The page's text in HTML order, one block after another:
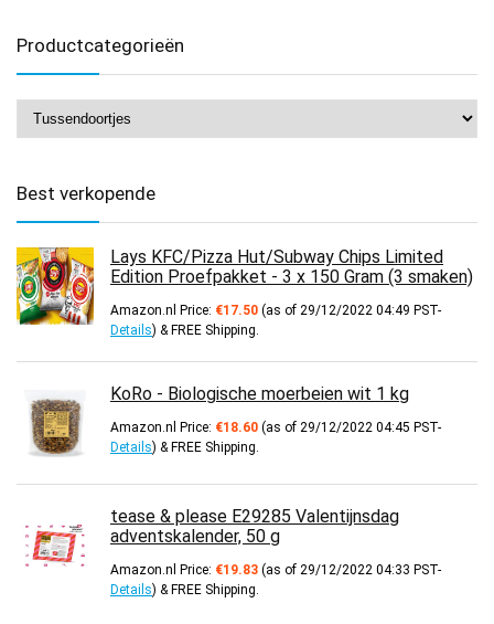
Productcategorieën
Best verkopende
Lays KFC/Pizza Hut/Subway Chips Limited
Edition Proefpakket - 3 x 150 Gram (3 smaken)
Amazon.nl Price: €17.50 (as of 29/12/2022 04:49 PST-
Details) & FREE Shipping
KoRo - Biologische moerbeien wit 1 kg
Amazon.nl Price: €18.60 (as of 29/12/2022 04:45 PST-
Details) & FREE Shipping
tease & please E29285 Valentijnsdag
adventskalender, 50 g
Amazon.nl Price: €19.83 (as of 29/12/2022 04:33 PST-
Details) & FREE Shipping